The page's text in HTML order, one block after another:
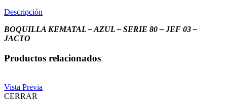
Descripción
BOQUILLA KEMATAL – AZUL – SERIE 80 – JEF 03 –
JACTO
Productos relacionados
Vista Previa
CERRAR